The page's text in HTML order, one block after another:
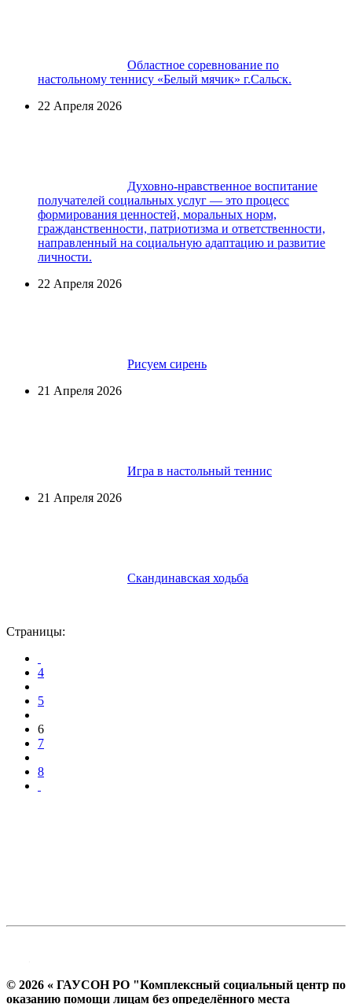
Областное соревнование по
настольному теннису «Белый мячик» г.Сальск.
22 Апреля 2026
Духовно-нравственное воспитание
получателей социальных услуг — это процесс
формирования ценностей, моральных норм,
гражданственности, патриотизма и ответственности,
направленный на социальную адаптацию и развитие
личности.
22 Апреля 2026
Рисуем сирень
21 Апреля 2026
Игра в настольный теннис
21 Апреля 2026
Скандинавская ходьба
Страницы:
4
5
6
7
8
© 2026 « ГАУСОН РО "Комплексный социальный центр по
оказанию помощи лицам без определённого места